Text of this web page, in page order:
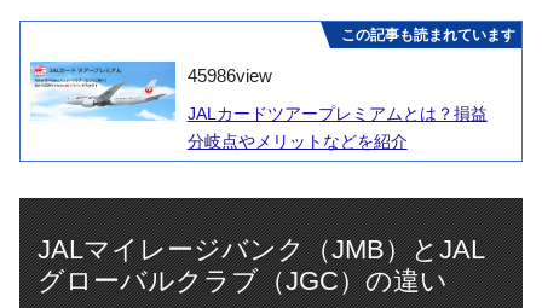
この記事も読まれています
45986view
JALカードツアープレミアムとは？損益
分岐点やメリットなどを紹介
JALマイレージバンク（JMB）とJAL
グローバルクラブ（JGC）の違い